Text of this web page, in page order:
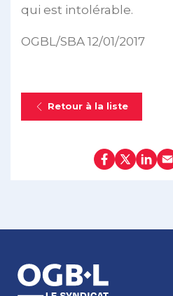
qui est intolérable.
OGBL/SBA 12/01/2017
Retour à la liste